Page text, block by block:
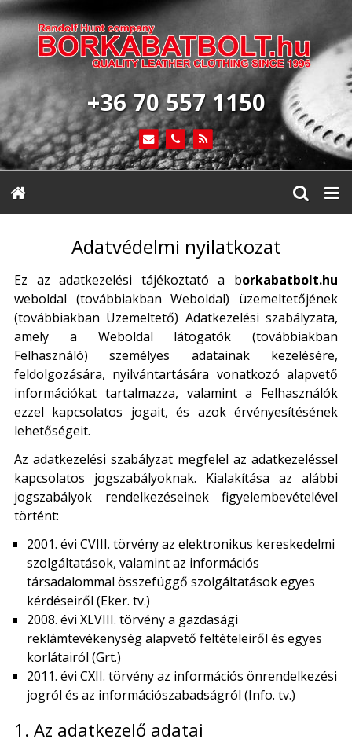
+36 70 557 1150
Adatvédelmi nyilatkozat
Ez az adatkezelési tájékoztató a borkabatbolt.hu
weboldal (továbbiakban Weboldal) üzemeltetőjének
(továbbiakban Üzemeltető) Adatkezelési szabályzata,
amely a Weboldal látogatók (továbbiakban
Felhasználó) személyes adatainak kezelésére,
feldolgozására, nyilvántartására vonatkozó alapvető
információkat tartalmazza, valamint a Felhasználók
ezzel kapcsolatos jogait, és azok érvényesítésének
lehetőségeit.
Az adatkezelési szabályzat megfelel az adatkezeléssel
kapcsolatos jogszabályoknak. Kialakítása az alábbi
jogszabályok rendelkezéseinek figyelembevételével
történt:
2001. évi CVIII. törvény az elektronikus kereskedelmi
szolgáltatások, valamint az információs
társadalommal összefüggő szolgáltatások egyes
kérdéseiről (Eker. tv.)
2008. évi XLVIII. törvény a gazdasági
reklámtevékenység alapvető feltételeiről és egyes
korlátairól (Grt.)
2011. évi CXII. törvény az információs önrendelkezési
jogról és az információszabadságról (Info. tv.)
1. Az adatkezelő adatai